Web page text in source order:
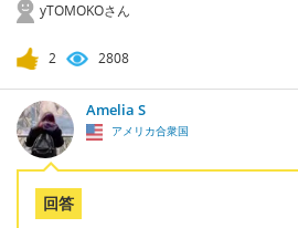
yTOMOKOさん
2 2808
Amelia S
アメリカ合衆国
回答